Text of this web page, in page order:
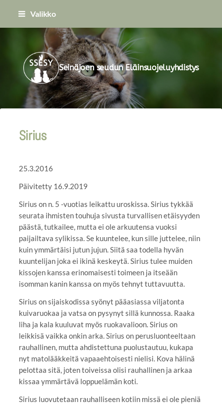
Siirry
Valikko
Seinäjoen seudun Eläinsuojeluyhdistys
Sirius
25.3.2016
Päivitetty 16.9.2019
Sirius on n. 5 -vuotias leikattu uroskissa. Sirius tykkää
seurata ihmisten touhuja sivusta turvallisen etäisyyden
päästä, tutkailee, mutta ei ole arkuutensa vuoksi
paijailtava sylikissa. Se kuuntelee, kun sille juttelee, niin
kuin ymmärtäisi jutun jujun. Siitä saa todella hyvän
kuuntelijan joka ei ikinä keskeytä. Sirius tulee muiden
kissojen kanssa erinomaisesti toimeen ja itseään
isomman kanin kanssa on myös tehnyt tuttavuutta.
Sirius on sijaiskodissa syönyt pääasiassa viljatonta
kuivaruokaa ja vatsa on pysynyt sillä kunnossa. Raaka
liha ja kala kuuluvat myös ruokavalioon. Sirius on
leikkisä vaikka onkin arka. Sirius on perusluonteeltaan
rauhallinen, mutta ahdistettuna puolustautuu, kukapa
nyt matolääkkeitä vapaaehtoisesti nielisi. Kova hälinä
pelottaa sitä, joten toiveissa olisi rauhallinen ja arkaa
kissaa ymmärtävä loppuelämän koti.
Sirius luovutetaan rauhalliseen kotiin missä ei ole pieniä